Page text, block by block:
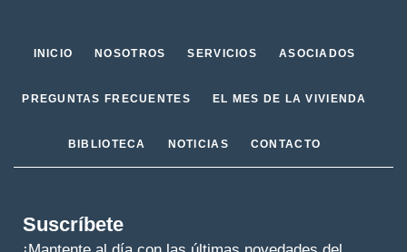
INICIO NOSOTROS SERVICIOS ASOCIADOS
PREGUNTAS FRECUENTES EL MES DE LA VIVIENDA
BIBLIOTECA NOTICIAS CONTACTO
Suscríbete